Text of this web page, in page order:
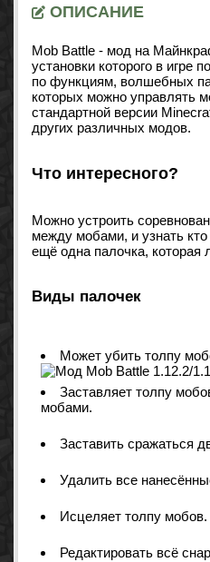
ОПИСАНИЕ
Mob Battle - мод на
установки которого в игре
по функциям, волшебных
которых можно управлять
стандартной версии
других различных модов.
Что интересного?
Можно устроить
между мобами, и узнать
ещё одна палочка, которая
Виды палочек
Может убить толпу
Заставляет толпу
мобами.
Заставить сражаться
Удалить все
Исцеляет толпу мобов.
Редактировать всё